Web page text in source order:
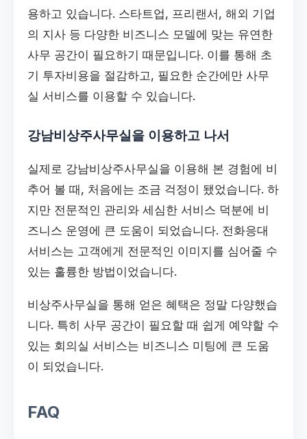
용하고 있습니다. 스타트업, 프리랜서, 해외 기업
의 지사 등 다양한 비즈니스 모델에 맞는 유연한
사무 공간이 필요하기 때문입니다. 이를 통해 초
기 투자비용을 절감하고, 필요한 순간에만 사무
실 서비스를 이용할 수 있습니다.
강남비상주사무실을 이용하고 나서
실제로 강남비상주사무실을 이용해 본 경험에 비
추어 볼 때, 처음에는 조금 걱정이 됐었습니다. 하
지만 전문적인 관리와 세심한 서비스 덕분에 비
즈니스 운영에 큰 도움이 되었습니다. 전화응대
서비스는 고객에게 전문적인 이미지를 심어줄 수
있는 훌륭한 방법이었습니다.
비상주사무실을 통해 얻은 혜택은 정말 다양했습
니다. 특히 사무 공간이 필요할 때 쉽게 예약할 수
있는 회의실 서비스는 비즈니스 미팅에 큰 도움
이 되었습니다.
FAQ